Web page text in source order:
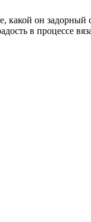
какой он
в процессе